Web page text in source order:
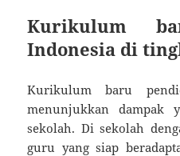
Kurikulum
Indonesia di
Kurikulum baru
menunjukkan dampak
sekolah. Di sekolah
guru yang siap